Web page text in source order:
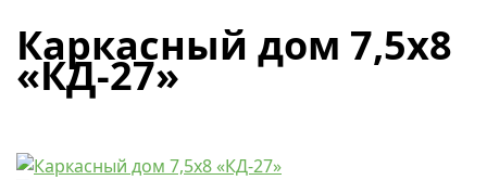
Каркасный дом 7,5х8
«КД-27»